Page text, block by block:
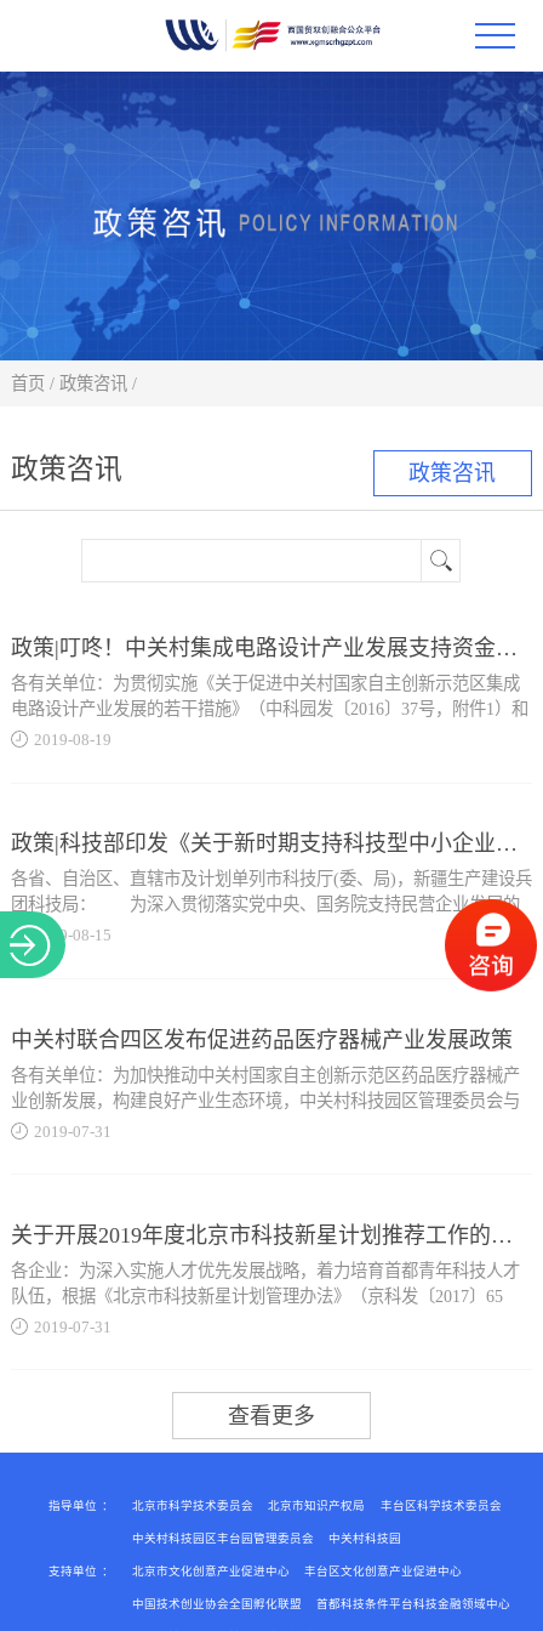
首页
政策
科技
项目
科技
创新
政策咨讯
首页 / 政策咨讯 /
政策咨讯
政策|叮咚！中关村集成电路设计产业发展支持资金申报开始啦
各有关单位：为贯彻实施《关于促进中关村国家自主创新示范区集成
电路设计产业发展的若干措施》（中科园发〔2016〕37号，附件1）和
《中关村国家自主创新示范区集成电路设计产业发展资金管理办法》
申报工作，并将有关事项通知如下：一、支持内容（一）支持方向1.
支持集成电路设计企业开展新产品批量验证的流片和掩膜版制作。
（《资金管理办法》第四条）2.支持集成电路设计企业不断加大研发
投入。（《资金管理办法》...
第六条）3.支持搭建集成电路共性技术服务平台和产业促进服务平
业联动发展。（《资金管理办法》第十条）5.推动集成电路设计企业
形成产业集聚。（《资金管理办法》第十四条）（二） 支持对象在中
关村示范区内注册成立，从事集成电路功能研发、设计、应用及相关
业资质认定；（2）未取得国家集成电路设计企业资质认定的企业应符
2019-08-19
政策|科技部印发《关于新时期支持科技型中小企业加快创新发展的若干政策措施》的通知
各省、自治区、直辖市及计划单列市科技厅(委、局)，新疆生产建设兵
团科技局： 为深入贯彻落实党中央、国务院支持民营企业发展的
重大决策部署，加快推动民营企业特别是各类中小企业走创新驱动发
展道路，强化对科技型中小企业的政策引导与精准支持，科技部制订
了《关于新时期支持科技型中小企业加快创新发展的若干政策措
2019年8月5日 关于新时期支持科技型中小企业加快创新发展的若
的重要力量，科技创新能力是企业打不垮的竞争力。为深入贯彻习近
平总书记在民营企业座谈会上...
业走创新驱动发展道路，增强技术创新能力与核心竞争力，现就支持
科技型中小企业创新发展提出以下政策措施。 一、总体思路
以习近平新时代中国特色社会主义思想为指导，全面贯彻党的十九大
模、提升科技型中小企业创新能力为主要着力点，完善科技创新政
大研发投入，完善技术创新体系，增强以科技创新为核心的企业竞争
力，为推动高质量发展、支撑现代化经济体系建设发挥更加重要的作
用。 二、主要措施 (一)培...
2019-08-15
中关村联合四区发布促进药品医疗器械产业发展政策
各有关单位：为加快推动中关村国家自主创新示范区药品医疗器械产
业创新发展，构建良好产业生态环境，中关村科技园区管理委员会与
北京经济技术开发区管理委员会、海淀区人民政府、昌平区人民政
会海淀区人民政府昌平区人民政府大兴区人民政府关于促进中关村国
落实《北京市加快科技创新发展医药健康产业的指导意见》（京发
〔2017〕27号）和《北京市加...
37号），进一步发挥中关村国家自主创新示范区（以下简称中关村示
范区）创新资源优势，促进药品医疗器械产业发展，对注册在中关村
示范区内具有独立法人资格、从事药品和医疗器械研发、生产和服务
创新（一）支持创新药和首仿药研发上市。对在京取得国家药品新药
注册批件（不同剂型合并计算）的创新药，纳入中关村示范区重大高
尖成果产业化项目支持。按照不超过项目总投资额30%的比例，每年
2019-07-31
关于开展2019年度北京市科技新星计划推荐工作的通知
各企业：为深入实施人才优先发展战略，着力培育首都青年科技人才
队伍，根据《北京市科技新星计划管理办法》（京科发〔2017〕65
号），现启动2019年度北京市科技新星计划推荐工作，有关事宜通知
简称推荐单位）应为在北京地区注册的法人单位。每所高校推荐不超
过4名，其它每个法人单位推荐不超过2名。已入选下列国家级人才计
划的人员不在推荐范围内：（一）中组部“千人计划”、“万人计划”或
教育部“长江学者...
奖励计划”；（四）人社部“百千万人才工程”国家级人选；（五）国家
自然科学基金委“国家杰出青年基金”；（六）中国科协“青年人才托举
2019-07-31
指导单位 ： 北京市科学技术委员会 北京市知识产权局 丰台区科学技术委员会
中关村科技园区丰台园管理委员会 中关村科技园
支持单位 ： 北京市文化创意产业促进中心 丰台区文化创意产业促进中心
中国技术创业协会全国孵化联盟 首都科技条件平台科技金融领域中心